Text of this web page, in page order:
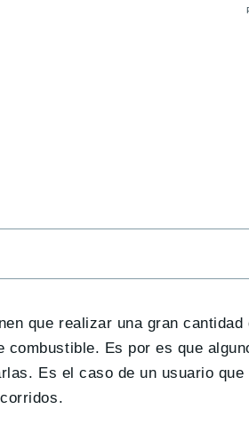
que realizar una gran
combustible. Es por es que
Es el caso de un usuario que